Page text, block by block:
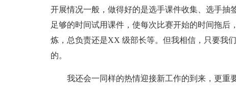
开展情况一般，做得好的是选手课件收集、选手抽
足够的时间试用课件，使每次比赛开始的时间拖
炼，总负责还是XX 级部长等。但我相信，只要我
的。
我还会一同样的热情迎接新工作的到来，更重